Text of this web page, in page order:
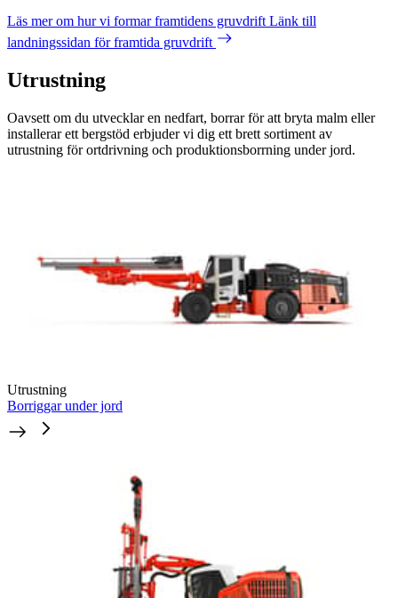
Läs mer om hur vi formar framtidens gruvdriftLänk till
landningssidan för framtida gruvdrift
Utrustning
Oavsett om du utvecklar en nedfart, borrar för att bryta malm eller
installerar ett bergstöd erbjuder vi dig ett brett sortiment av
utrustning för ortdrivning och produktionsborrning under jord.
Utrustning
Borriggar under jord